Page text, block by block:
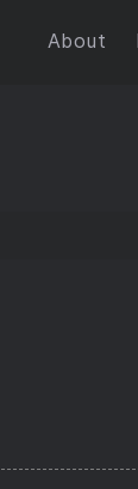
About